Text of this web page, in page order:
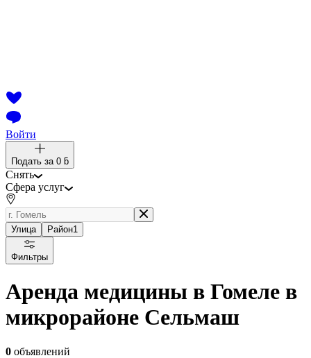
Войти
Подать за 0 ƃ
Снять
Сфера услуг
Улица Район1
Фильтры
Аренда медицины в Гомеле в
микрорайоне Сельмаш
0 объявлений